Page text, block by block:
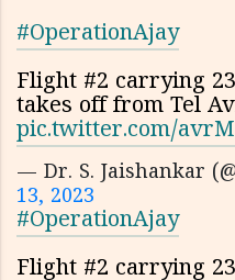
#OperationAjay
Flight #2 carrying
takes off from Tel
pic.twitter.com/
— Dr. S. Jaishankar
13, 2023
#OperationAjay
Flight #2 carrying